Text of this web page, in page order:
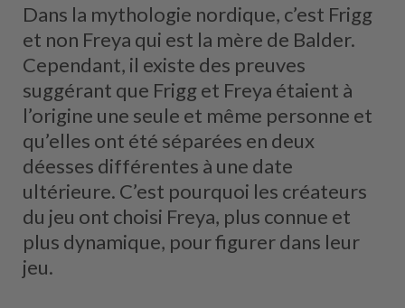
Dans la mythologie nordique, c’est Frigg
et non Freya qui est la mère de Balder.
Cependant, il existe des preuves
suggérant que Frigg et Freya étaient à
l’origine une seule et même personne et
qu’elles ont été séparées en deux
déesses différentes à une date
ultérieure. C’est pourquoi les créateurs
du jeu ont choisi Freya, plus connue et
plus dynamique, pour figurer dans leur
jeu.